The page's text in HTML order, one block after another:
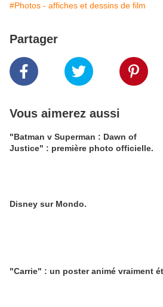
#Photos - affiches et dessins de film
Partager
Vous aimerez aussi
"Batman v Superman : Dawn of
Justice" : première photo officielle.
Disney sur Mondo.
"Carrie" : un poster animé vraiment